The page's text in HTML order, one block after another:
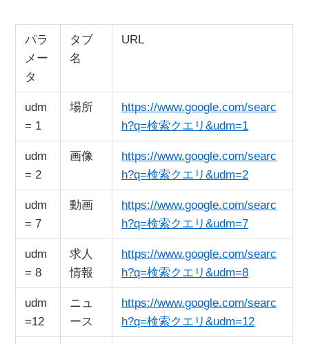
パラ
メー
タ
タブ
名
URL
udm
= 1
場所
https://www.google.com/searc
h?q=検索クエリ&udm=1
udm
= 2
画像
https://www.google.com/searc
h?q=検索クエリ&udm=2
udm
= 7
動画
https://www.google.com/searc
h?q=検索クエリ&udm=7
udm
= 8
求人
情報
https://www.google.com/searc
h?q=検索クエリ&udm=8
udm
=12
ニュ
ース
https://www.google.com/searc
h?q=検索クエリ&udm=12